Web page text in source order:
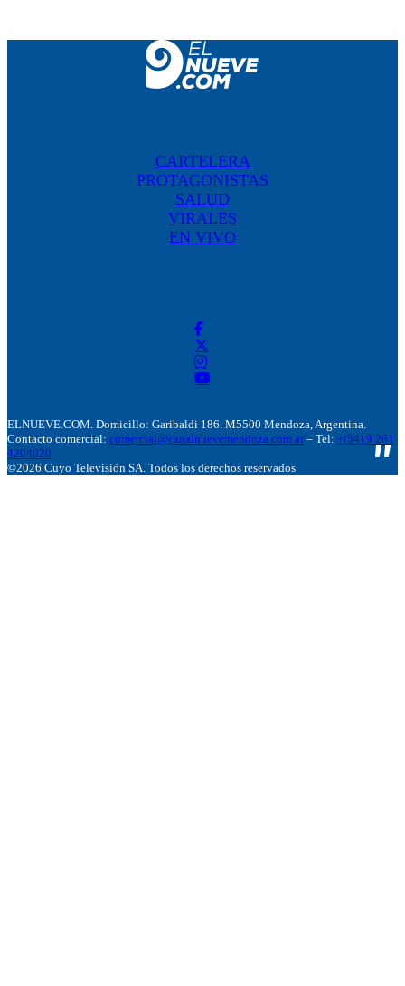
CARTELERA
PROTAGONISTAS
SALUD
VIRALES
EN VIVO
ELNUEVE.COM. Domicillo: Garibaldi 186. M5500 Mendoza, Argentina.
Contacto comercial: comercial@canalnuevemendoza.com.ar – Tel: +(54) 9 261
4204020
©2026 Cuyo Televisión SA. Todos los derechos reservados